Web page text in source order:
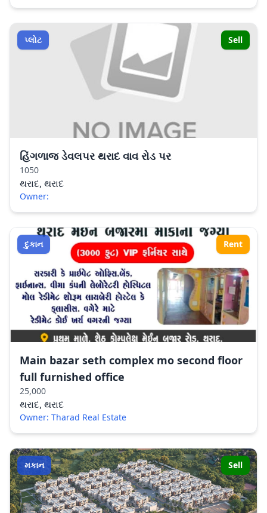
પ્લોટ Sell
હિંગળાજ ડેવલપર થરાદ વાવ રોડ પર
1050
થરાદ, થરાદ
Owner:
દુકાન Rent
Main bazar seth complex mo second floor
full furnished office
25,000
થરાદ, થરાદ
Owner: Tharad Real Estate
મકાન Sell